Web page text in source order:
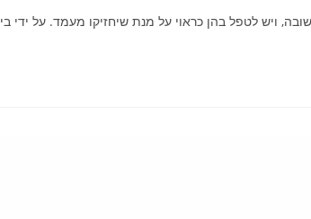
ויש לטפל בהן כראוי על מנת שיחזיקו מעמד. על ידי